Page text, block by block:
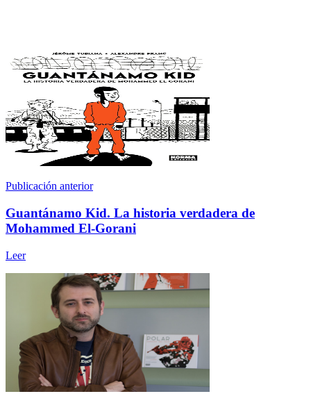
Publicación anterior
Guantánamo Kid. La historia verdadera de
Mohammed El-Gorani
Leer